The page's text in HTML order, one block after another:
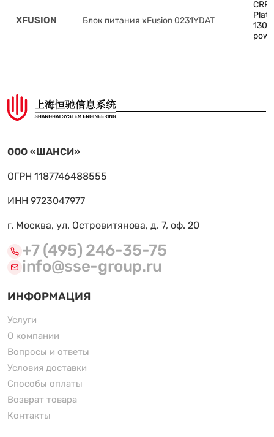
XFUSION Блок питания xFusion 0231YDAT
ООО «ШАНСИ»
ОГРН 1187746488555
ИНН 9723047977
г. Москва, ул. Островитянова, д. 7, оф. 20
+7 (495) 246-35-75
info@sse-group.ru
ИНФОРМАЦИЯ
Услуги
О компании
Вопросы и ответы
Условия доставки
Способы оплаты
Возврат товара
Контакты